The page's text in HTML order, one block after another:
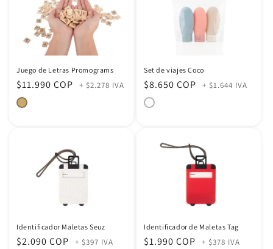
Juego de Letras Promograms
Precio
habitual
$11.990 COP + $2.278 IVA
Set de viajes Coco
Precio
habitual
$8.650 COP + $1.644 IVA
Identificador Maletas Seuz
Precio
$2.090 COP + $397 IVA
Identificador de Maletas Tag
Precio
$1.990 COP + $378 IVA